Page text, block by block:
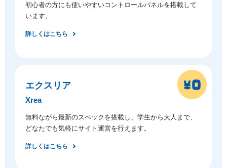
初心者の方にも使いやすいコントロールパネルを搭載して
います。
詳しくはこちら
エクスリア
Xrea
無料ながら最新のスペックを搭載し、学生から大人まで、
どなたでも気軽にサイト運営を行えます。
詳しくはこちら